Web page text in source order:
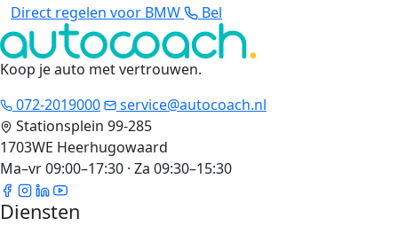
Direct regelen voor BMW
Bel
Koop je auto met vertrouwen.
072-2019000
service@autocoach.nl
Stationsplein 99-285
1703WE Heerhugowaard
Ma–vr 09:00–17:30 · Za 09:30–15:30
Diensten